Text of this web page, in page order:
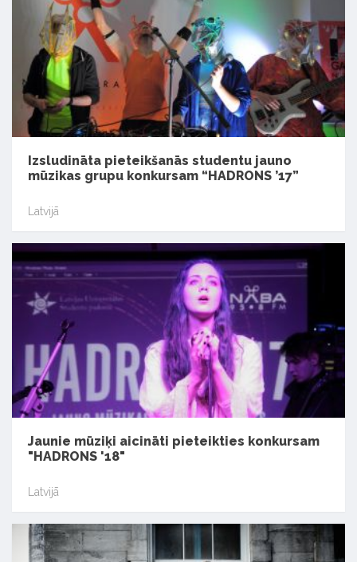
Izsludināta pieteikšanās studentu jauno
mūzikas grupu konkursam “HADRONS ’17”
Latvijā
Jaunie mūziķi aicināti pieteikties konkursam
"HADRONS '18"
Latvijā